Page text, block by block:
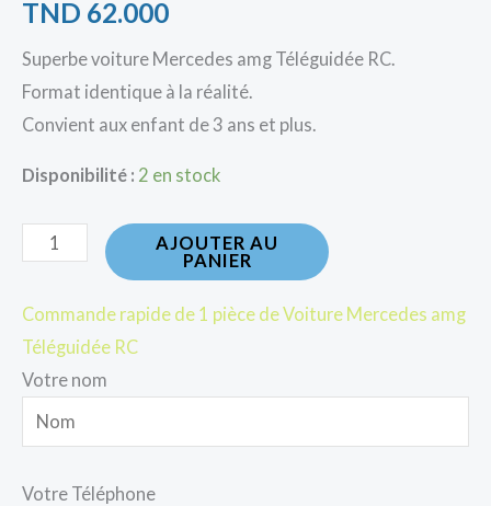
TND 62.000
Superbe voiture Mercedes amg Téléguidée RC.
Format identique à la réalité.
Convient aux enfant de 3 ans et plus.
Disponibilité : 2 en stock
AJOUTER AU
PANIER
Commande rapide de 1 pièce de Voiture Mercedes amg
Téléguidée RC
Votre nom
Votre Téléphone